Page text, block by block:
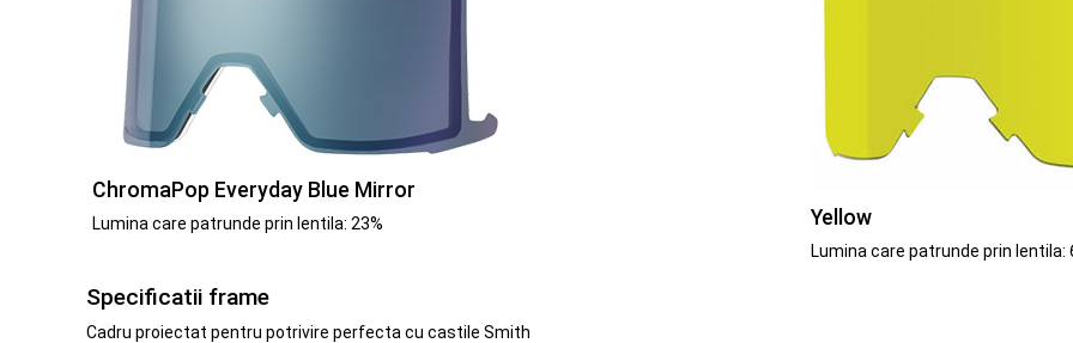
ChromaPop Everyday Blue Mirror
Lumina care patrunde prin lentila: 23% Yellow
Lumina care patrunde prin lentila:
Specificatii frame
Cadru proiectat pentru potrivire perfecta cu castile Smith